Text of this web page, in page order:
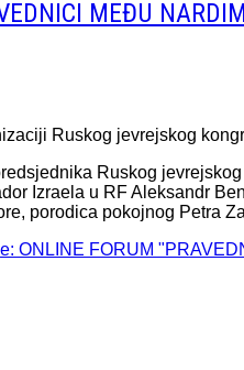
MEĐU
Ruskog jevrejskog
Ruskog
Izraela u RF Aleksandr
porodica pokojnog Petra
ONLINE FORUM